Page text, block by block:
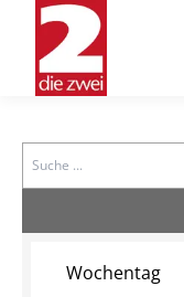
Search
Wochentag